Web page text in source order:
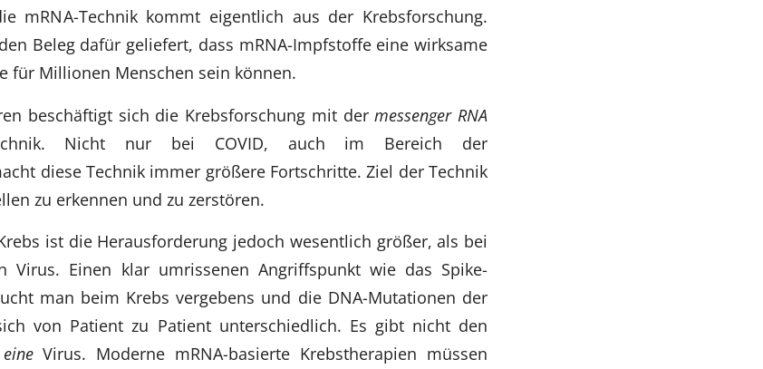
mRNA-Technik kommt eigentlich aus der Krebsforschung.
Beleg dafür geliefert, dass mRNA-Impfstoffe eine wirksame
für Millionen Menschen sein können.
beschäftigt sich die Krebsforschung mit dermessenger RNA
Nicht nur bei COVID, auch im Bereich der
diese Technik immer größere Fortschritte. Ziel der Technik
zu erkennen und zu zerstören.
ist die Herausforderung jedoch wesentlich größer, als bei
Virus. Einen klar umrissenen Angriffspunkt wie das Spike-
man beim Krebs vergebens und die DNA-Mutationen der
von Patient zu Patient unterschiedlich. Es gibt nicht den
eineVirus. Moderne mRNA-basierte Krebstherapien müssen